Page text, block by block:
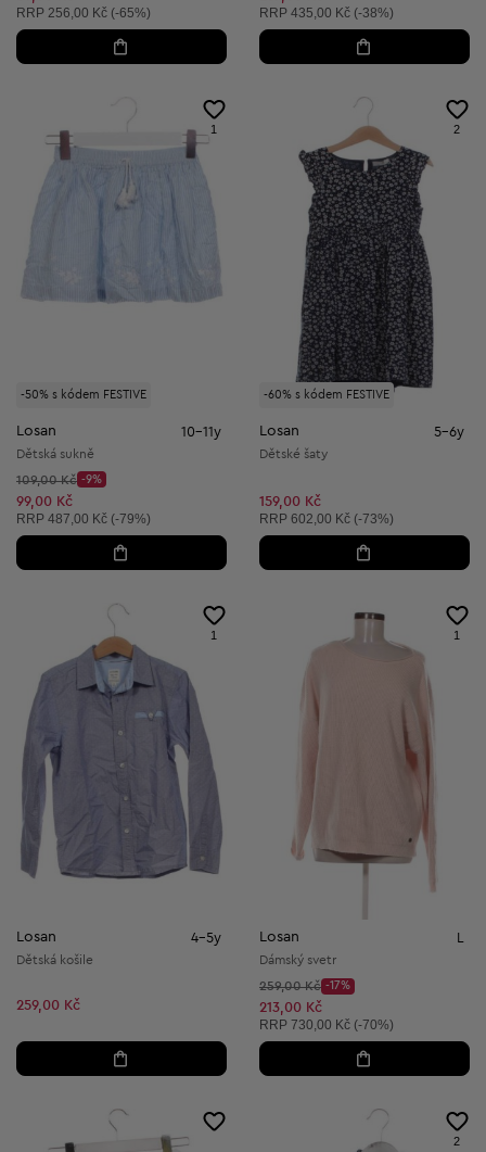
Doporučená cena:
RRP 256,00 Kč (-65%) Doporučená cena:
RRP 435,00 Kč (-38%)
-50% s kódem FESTIVE
1
Losan 10-11y
Dětská sukně
Původní cena:
109,00 Kč
Discount Price:
-9%
Snížená cena:
99,00 Kč
Doporučená cena:
RRP 487,00 Kč (-79%)
-60% s kódem FESTIVE
2
Losan 5-6y
Dětské šaty
159,00 Kč
Doporučená cena:
RRP 602,00 Kč (-73%)
1
Losan 4-5y
Dětská košile
259,00 Kč
1
Losan
Dámský svetr
Původní cena:
259,00 Kč
Discount Price:
-17%
Snížená cena:
213,00 Kč
Doporučená cena:
RRP 730,00 Kč (-70%)
2